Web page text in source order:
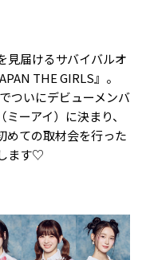
見届けるサバイバルオ
THE GIRLS』。
ついにデビューメンバ
ーアイ）に決まり、
めての取材会を行った
ます♡